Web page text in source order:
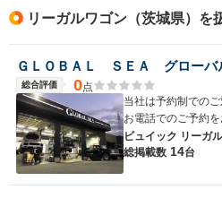
リーガルワゴン（茨城県）を
ＧＬＯＢＡＬ ＳＥＡ グローバ
総合評価 0点
当社は予約制での
お電話でのご予約
ビュイック リーガ
総掲載数 14台